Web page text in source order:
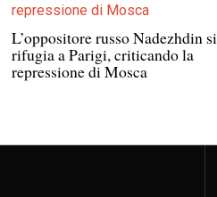
L’oppositore russo Nadezhdin si
rifugia a Parigi, criticando la
repressione di Mosca